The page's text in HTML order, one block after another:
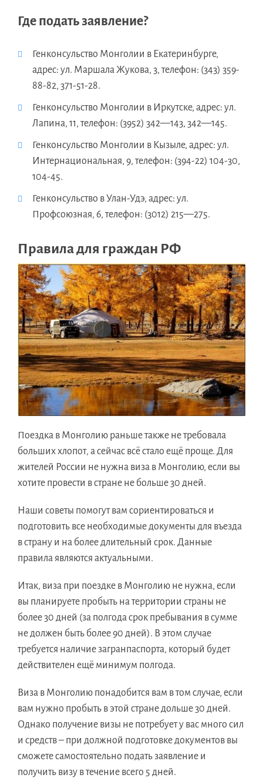
Где подать заявление?
Генконсульство Монголии в Екатеринбурге,
адрес: ул. Маршала Жукова, 3, телефон: (343) 359-
88-82, 371-51-28.
Генконсульство Монголии в Иркутске, адрес: ул.
Лапина, 11, телефон: (3952) 342—143, 342—145.
Генконсульство Монголии в Кызыле, адрес: ул.
Интернациональная, 9, телефон: (394-22) 104-30,
104-45.
Генконсульство в Улан-Удэ, адрес: ул.
Профсоюзная, 6, телефон: (3012) 215—275.
Правила для граждан РФ
Поездка в Монголию раньше также не требовала
больших хлопот, а сейчас всё стало ещё проще. Для
жителей России не нужна виза в Монголию, если вы
хотите провести в стране не больше 30 дней.
Наши советы помогут вам сориентироваться и
подготовить все необходимые документы для въезда
в страну и на более длительный срок. Данные
правила являются актуальными.
Итак, виза при поездке в Монголию не нужна, если
вы планируете пробыть на территории страны не
более 30 дней (за полгода срок пребывания в сумме
не должен быть более 90 дней). В этом случае
требуется наличие загранпаспорта, который будет
действителен ещё минимум полгода.
Виза в Монголию понадобится вам в том случае, если
вам нужно пробыть в этой стране дольше 30 дней.
Однако получение визы не потребует у вас много сил
и средств – при должной подготовке документов вы
сможете самостоятельно подать заявление и
получить визу в течение всего 5 дней.